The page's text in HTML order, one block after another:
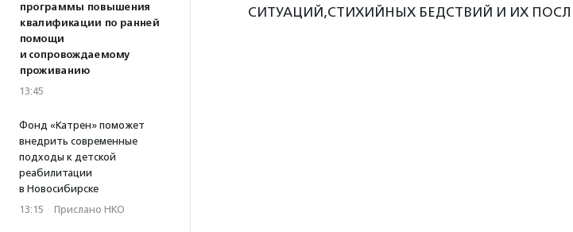
программы повышения
квалификации по ранней
помощи
и сопровождаемому
проживанию
13:45
Фонд «Катрен» поможет
внедрить современные
подходы к детской
реабилитации
в Новосибирске
13:15 · Прислано НКО
СИТУАЦИЙ,СТИХИЙНЫХ БЕДСТВИЙ И ИХ